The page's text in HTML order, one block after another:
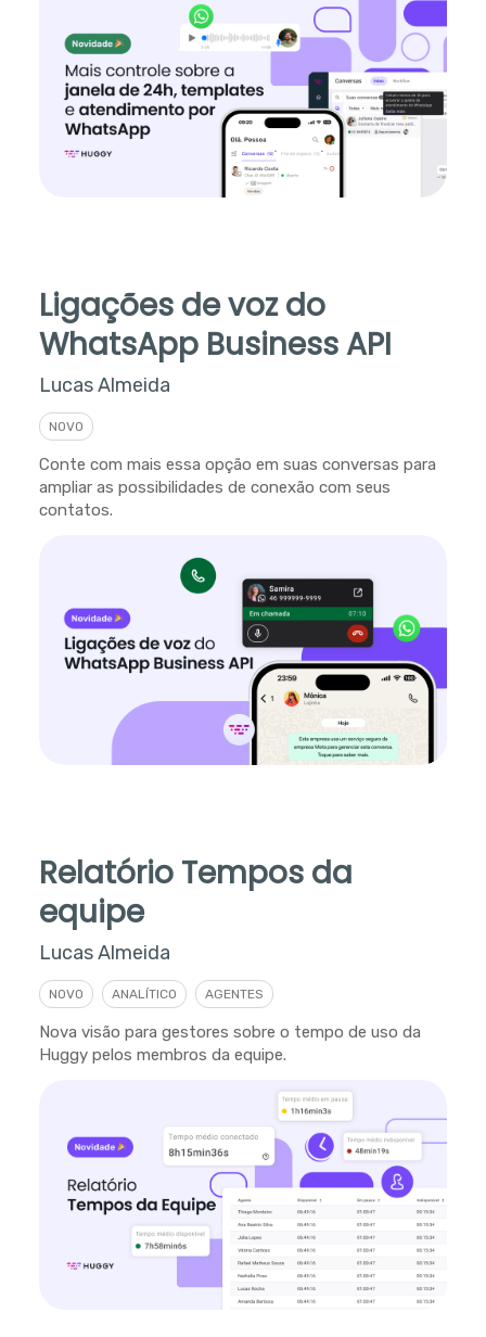
Ligações de voz do
WhatsApp Business API
Lucas Almeida
NOVO
Conte com mais essa opção em suas conversas para
ampliar as possibilidades de conexão com seus
contatos.
Relatório Tempos da
equipe
Lucas Almeida
NOVO ANALÍTICO AGENTES
Nova visão para gestores sobre o tempo de uso da
Huggy pelos membros da equipe.